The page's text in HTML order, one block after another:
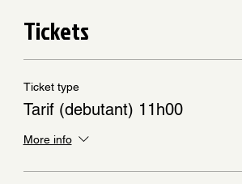
Tickets
Ticket type
Tarif (debutant) 11h00
More info